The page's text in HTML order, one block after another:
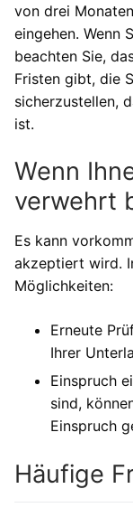
von drei
eingehen. Wenn
beachten Sie,
Fristen gibt, die
sicherzustellen,
ist.
Wenn
verwehrt
Es kann
akzeptiert wird.
Möglichkeiten:
Erneute
Ihrer
Einspruch
sind,
Einspruch
Häufige